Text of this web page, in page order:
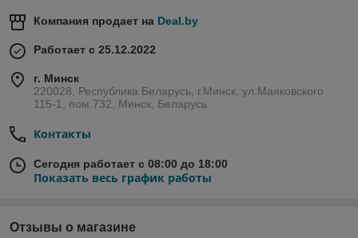
Компания продает на Deal.by
Работает с 25.12.2022
г. Минск
220028, Республика Беларусь, г.Минск, ул.Маяковского
115-1, пом.732, Минск, Беларусь
Контакты
Сегодня работает с 08:00 до 18:00
Показать весь график работы
Отзывы о магазине